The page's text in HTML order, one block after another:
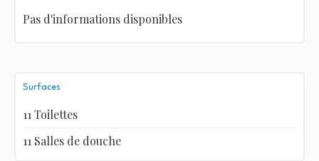
Pas d'informations disponibles
Surfaces
11 Toilettes
11 Salles de douche